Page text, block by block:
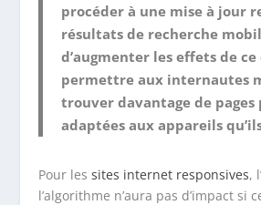
procéder à une mise à jour
résultats de recherche
d’augmenter les effets de
permettre aux internautes
trouver davantage de
adaptées aux appareils
Pour lessites internet responsives,
l’algorithme n’aura pas d’impact si